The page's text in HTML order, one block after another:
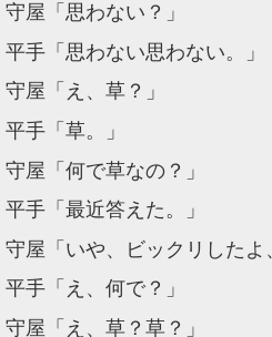
守屋 「思わない？」
平手「思わない思わない。」
守屋 「え、草？」
平手「草。」
守屋 「何で草なの？」
平手「最近答えた。」
守屋 「いや、ビックリしたよ
平手「え、何で？」
守屋 「え、草？草？」